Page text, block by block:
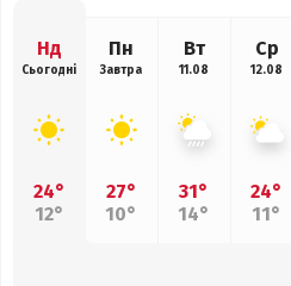
Нд
Сьогодні
24°
12°
Пн
Завтра
27°
10°
Вт
11.08
31°
14°
Ср
12.08
24°
11°